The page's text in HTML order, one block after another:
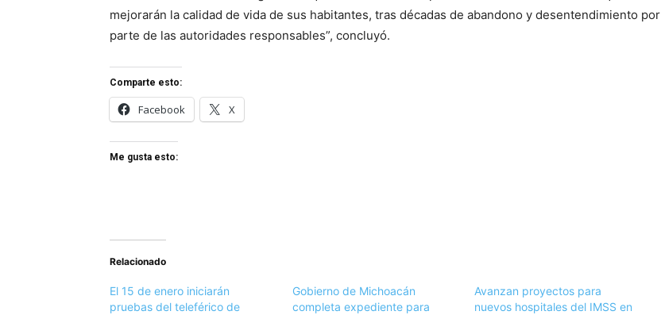
mejorarán la calidad de vida de sus habitantes, tras décadas de abandono y desentendimiento por
parte de las autoridades responsables”, concluyó.
Comparte esto:
Facebook X
Me gusta esto:
Relacionado
El 15 de enero iniciarán
pruebas del teleférico de
Gobierno de Michoacán
completa expediente para
Avanzan proyectos para
nuevos hospitales del IMSS en